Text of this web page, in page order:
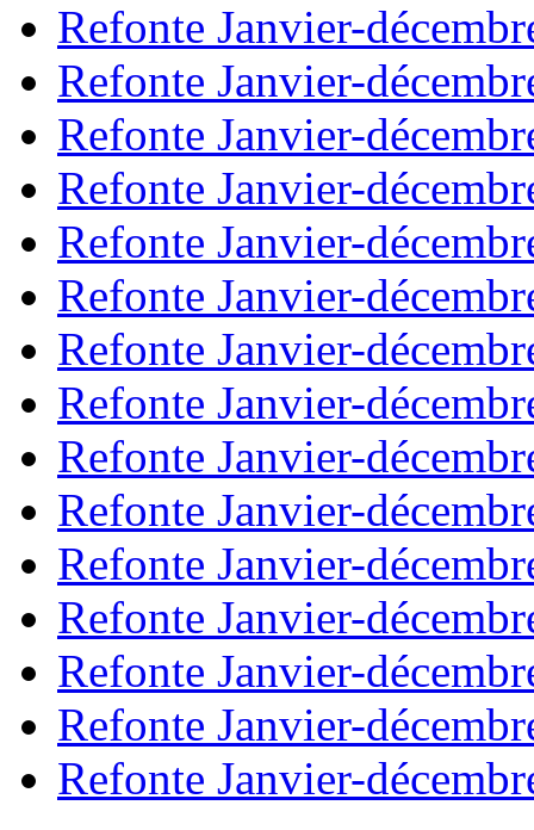
Refonte Janvier-
Refonte Janvier-
Refonte Janvier-
Refonte Janvier-
Refonte Janvier-
Refonte Janvier-
Refonte Janvier-
Refonte Janvier-
Refonte Janvier-
Refonte Janvier-
Refonte Janvier-
Refonte Janvier-
Refonte Janvier-
Refonte Janvier-
Refonte Janvier-